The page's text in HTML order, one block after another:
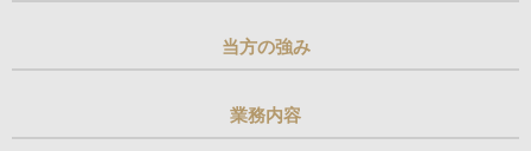
当方の強み
業務内容